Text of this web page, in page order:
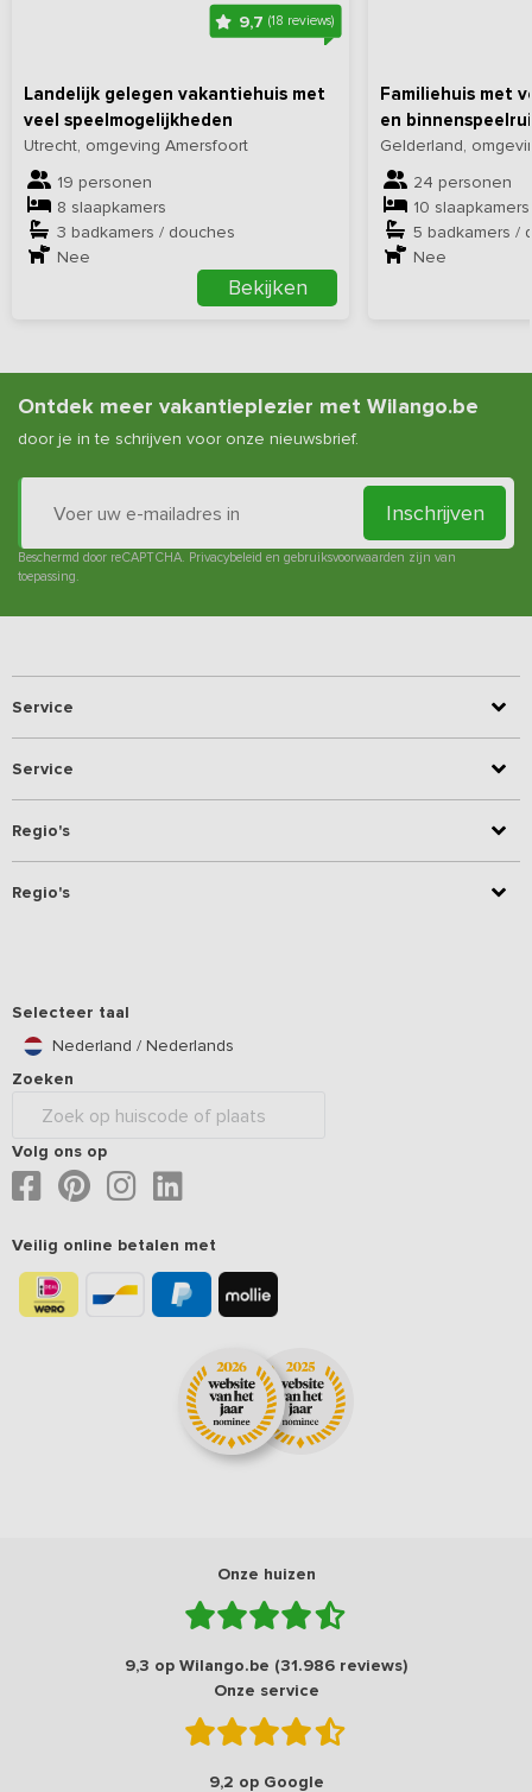
9,7(18 reviews)
Landelijk gelegen vakantiehuis met
veel speelmogelijkheden
Utrecht, omgeving Amersfoort
19 personen
8 slaapkamers
3 badkamers / douches
Nee
Bekijken
Familiehuis met
en
Gelderland,
24 personen
10 slaapkamers
5 badkamers /
Nee
Ontdek meer vakantieplezier met Wilango.be
door je in te schrijven voor onze nieuwsbrief.
Inschrijven
Beschermd door reCAPTCHA. Privacybeleid en gebruiksvoorwaarden zijn van
toepassing.
Service
Service
Regio's
Regio's
Selecteer taal
Nederland / Nederlands
Zoeken
Volg ons op
Veilig online betalen met
Onze huizen
9,3 op Wilango.be (31.986 reviews)
Onze service
9,2 op Google